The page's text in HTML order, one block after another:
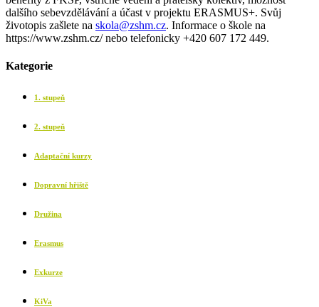
dalšího sebevzdělávání a účast v projektu ERASMUS+. Svůj
životopis zašlete na skola@zshm.cz. Informace o škole na
https://www.zshm.cz/ nebo telefonicky +420 607 172 449.
Kategorie
1. stupeň
2. stupeň
Adaptační kurzy
Dopravní hřiště
Družina
Erasmus
Exkurze
KiVa